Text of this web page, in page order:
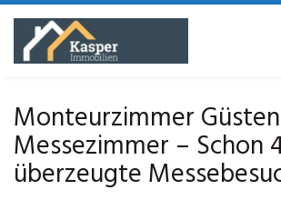
Skip
main
Monteurzimmer Güsten
Messezimmer – Schon
überzeugte